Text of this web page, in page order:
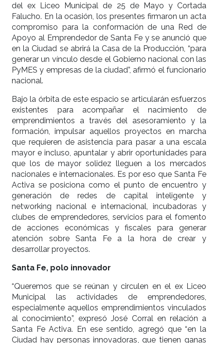
del ex Liceo Municipal de 25 de Mayo y Cortada
Falucho. En la ocasión, los presentes firmaron un acta
compromiso para la conformación de una Red de
Apoyo al Emprendedor de Santa Fe y se anunció que
en la Ciudad se abrirá la Casa de la Producción, “para
generar un vínculo desde el Gobierno nacional con las
PyMES y empresas de la ciudad”, afirmó el funcionario
nacional.
Bajo la órbita de este espacio se articularán esfuerzos
existentes para acompañar el nacimiento de
emprendimientos a través del asesoramiento y la
formación, impulsar aquellos proyectos en marcha
que requieren de asistencia para pasar a una escala
mayor e incluso, apuntalar y abrir oportunidades para
que los de mayor solidez lleguen a los mercados
nacionales e internacionales. Es por eso que Santa Fe
Activa se posiciona como el punto de encuentro y
generación de redes de capital inteligente y
networking nacional e internacional, incubadoras y
clubes de emprendedores, servicios para el fomento
de acciones económicas y fiscales para generar
atención sobre Santa Fe a la hora de crear y
desarrollar proyectos.
Santa Fe, polo innovador
“Queremos que se reúnan y circulen en el ex Liceo
Municipal las actividades de emprendedores,
especialmente aquellos emprendimientos vinculados
al conocimiento”, expresó José Corral en relación a
Santa Fe Activa. En ese sentido, agregó que “en la
Ciudad hay personas innovadoras, que tienen ganas